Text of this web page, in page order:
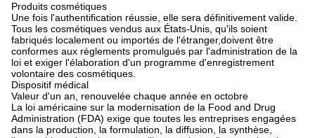
Produits cosmétiques
Une fois l'authentification réussie, elle sera définitivement valide.
Tous les cosmétiques vendus aux États-Unis, qu'ils soient
fabriqués localement ou importés de l'étranger,doivent être
conformes aux règlements promulgués par l'administration de la
loi et exiger l'élaboration d'un programme d'enregistrement
volontaire des cosmétiques.
Dispositif médical
Valeur d'un an, renouvelée chaque année en octobre
La loi américaine sur la modernisation de la Food and Drug
Administration (FDA) exige que toutes les entreprises engagées
dans la production, la formulation, la diffusion, la synthèse,